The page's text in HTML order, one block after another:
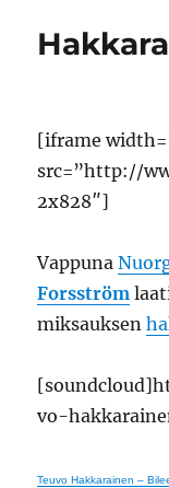
[iframe
src=”http://
2x828″]
Vappuna
Forsström
miksauksen
vo-
Teuvo Hakkarainen –